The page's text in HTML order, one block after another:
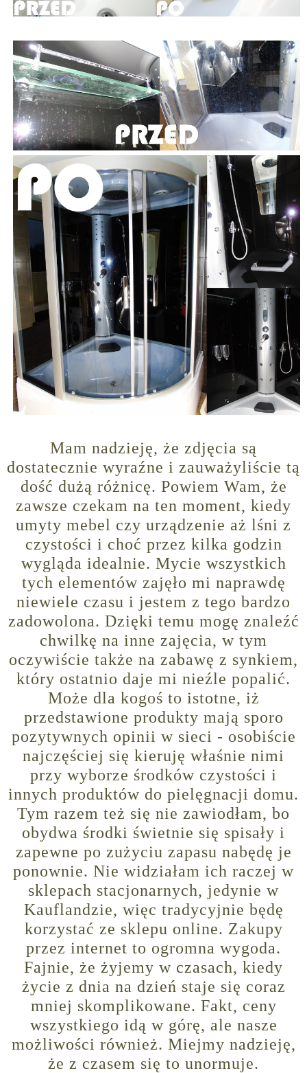
Mam nadzieję, że zdjęcia są
dostatecznie wyraźne i zauważyliście tą
dość dużą różnicę. Powiem Wam, że
zawsze czekam na ten moment, kiedy
umyty mebel czy urządzenie aż lśni z
czystości i choć przez kilka godzin
wygląda idealnie. Mycie wszystkich
tych elementów zajęło mi naprawdę
niewiele czasu i jestem z tego bardzo
zadowolona. Dzięki temu mogę znaleźć
chwilkę na inne zajęcia, w tym
oczywiście także na zabawę z synkiem,
który ostatnio daje mi nieźle popalić.
Może dla kogoś to istotne, iż
przedstawione produkty mają sporo
pozytywnych opinii w sieci - osobiście
najczęściej się kieruję właśnie nimi
przy wyborze środków czystości i
innych produktów do pielęgnacji domu.
Tym razem też się nie zawiodłam, bo
obydwa środki świetnie się spisały i
zapewne po zużyciu zapasu nabędę je
ponownie. Nie widziałam ich raczej w
sklepach stacjonarnych, jedynie w
Kauflandzie, więc tradycyjnie będę
korzystać ze sklepu online. Zakupy
przez internet to ogromna wygoda.
Fajnie, że żyjemy w czasach, kiedy
życie z dnia na dzień staje się coraz
mniej skomplikowane. Fakt, ceny
wszystkiego idą w górę, ale nasze
możliwości również. Miejmy nadzieję,
że z czasem się to unormuje.